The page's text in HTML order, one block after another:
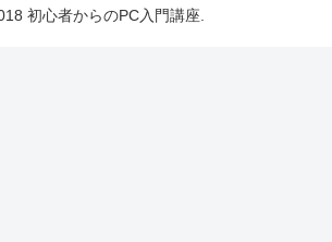
初心者からのPC入門講座.